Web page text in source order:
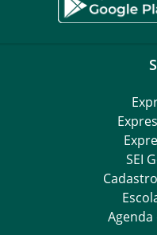
SEI